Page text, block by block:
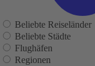
Beliebte Reiseländer
Beliebte Städte
Flughäfen
Regionen